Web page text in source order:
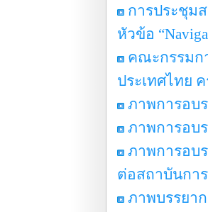
การประชุม
หัวข้อ
คณะกรรมก
ประเทศไทย
ภาพการอบร
ภาพการอบร
ภาพการอบ
ต่อสถาบันการ
ภาพบรรยา